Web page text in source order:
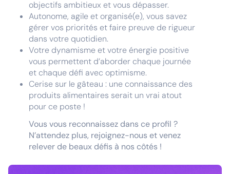
objectifs ambitieux et vous dépasser.
Autonome, agile et organisé(e), vous savez
gérer vos priorités et faire preuve de rigueur
dans votre quotidien.
Votre dynamisme et votre énergie positive
vous permettent d’aborder chaque journée
et chaque défi avec optimisme.
Cerise sur le gâteau : une connaissance des
produits alimentaires serait un vrai atout
pour ce poste !
Vous vous reconnaissez dans ce profil ?
N’attendez plus, rejoignez-nous et venez
relever de beaux défis à nos côtés !